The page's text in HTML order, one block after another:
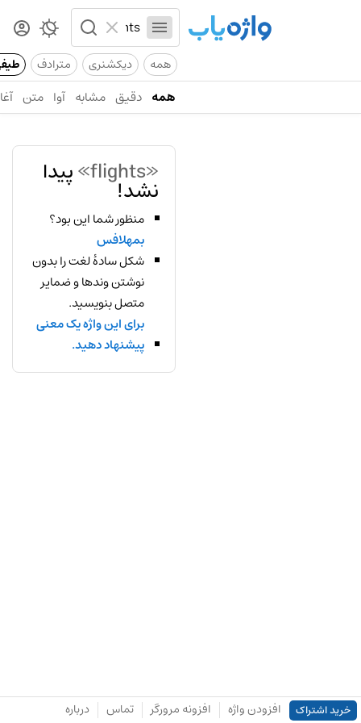
همه دیکشنری مترادف
همه دقیق مشابه آوا متن
«flights» پیدا
نشد!
منظور شما این بود؟
بمهلافس
شکل سادهٔ لغت را بدون
نوشتن وندها و ضمایر
متصل بنویسید.
برای این واژه یک معنی
پیشنهاد دهید.
خرید اشتراک افزودن واژه افزونه مرورگر تماس درباره